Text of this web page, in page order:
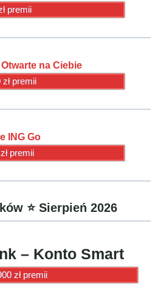
premii
na Ciebie
zł premii
ING Go
premii
⭐️ Sierpień 2026
– Konto Smart
zł premii